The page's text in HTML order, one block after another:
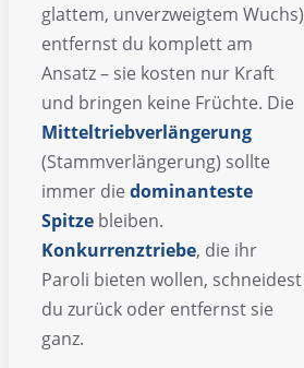
glattem, unverzweigtem Wuchs)
entfernst du komplett am
Ansatz – sie kosten nur Kraft
und bringen keine Früchte. Die
Mitteltriebverlängerung
(Stammverlängerung) sollte
immer die dominanteste
Spitze bleiben.
Konkurrenztriebe, die ihr
Paroli bieten wollen, schneidest
du zurück oder entfernst sie
ganz.